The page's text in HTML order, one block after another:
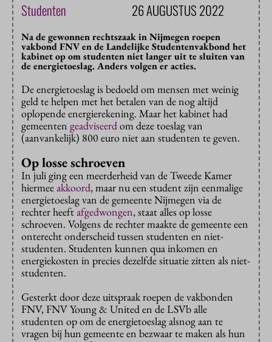
Studenten 26 AUGUSTUS 2022
Na de gewonnen rechtszaak in Nijmegen roepen
vakbond FNV en de Landelijke Studentenvakbond het
kabinet op om studenten niet langer uit te sluiten van
de energietoeslag. Anders volgen er acties.
De energietoeslag is bedoeld om mensen met weinig
geld te helpen met het betalen van de nog altijd
oplopende energierekening. Maar het kabinet had
gemeenten geadviseerdom deze toeslag van
(aanvankelijk) 800 euro niet aan studenten te geven.
Op losse schroeven
In juli ging een meerderheid van de Tweede Kamer
hiermeeakkoord, maar nu een student zijn eenmalige
energietoeslag van de gemeente Nijmegen via de
rechter heeftafgedwongen, staat alles op losse
schroeven. Volgens de rechter maakte de gemeente een
onterecht onderscheid tussen studenten en niet-
studenten. Studenten kunnen qua inkomen en
energiekosten in precies dezelfde situatie zitten als niet-
studenten.
Gesterkt door deze uitspraak roepen de vakbonden
FNV, FNV Young & United en de LSVb alle
studenten op om de energietoeslag alsnog aan te
vragen bij hun gemeente en bezwaar te maken als hun